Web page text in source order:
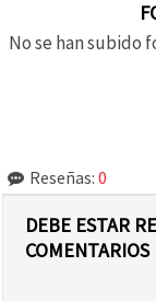
No se han subido
Reseñas: 0
DEBE ESTAR
COMENTARIOS